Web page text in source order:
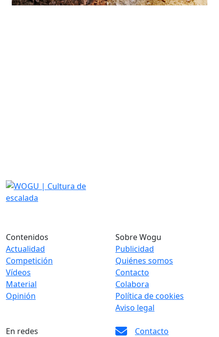
Contenidos
Actualidad
Competición
Vídeos
Material
Opinión
Sobre Wogu
Publicidad
Quiénes somos
Contacto
Colabora
Política de cookies
Aviso legal
En redes Contacto